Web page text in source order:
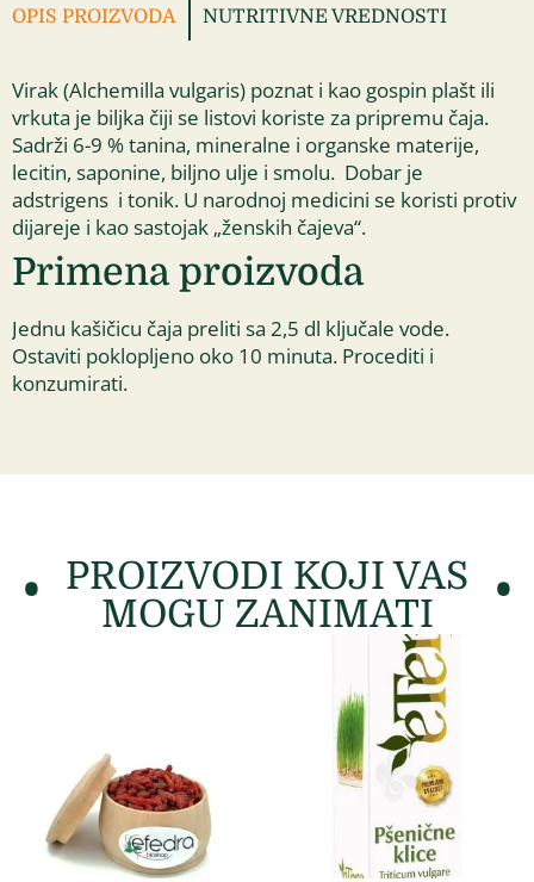
OPIS PROIZVODA NUTRITIVNE VREDNOSTI
Virak (Alchemilla vulgaris) poznat i kao gospin plašt ili
vrkuta je biljka čiji se listovi koriste za pripremu čaja.
Sadrži 6-9 % tanina, mineralne i organske materije,
lecitin, saponine, biljno ulje i smolu. Dobar je
adstrigens i tonik. U narodnoj medicini se koristi protiv
dijareje i kao sastojak „ženskih čajeva“.
Primena proizvoda
Jednu kašičicu čaja preliti sa 2,5 dl ključale vode.
Ostaviti poklopljeno oko 10 minuta. Procediti i
konzumirati.
PROIZVODI KOJI VAS
MOGU ZANIMATI